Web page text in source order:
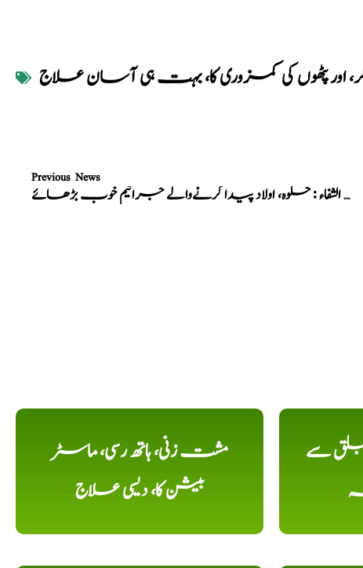
اور پٹھوں کی کمزوری کا، بہت ہی آسان علاج
Previous News
نسخہ الشفاء : حلوہ، اولاد پیدا کرنےوالے جراثیم خوب بڑھائے
مشت زنی، ہاتھ رسی، ماسٹر
بیشن کا، دیسی علاج
جلق سے